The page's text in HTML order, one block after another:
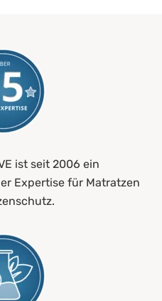
ist seit 2006 ein
Expertise für Matratzen